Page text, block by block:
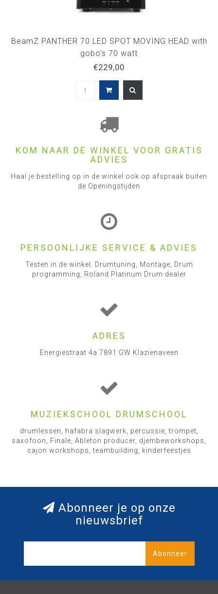
BeamZ PANTHER 70 LED SPOT MOVING HEAD with
gobo's 70 watt
€229,00
KOM NAAR DE WINKEL VOOR GRATIS
ADVIES
Haal je bestelling op in de winkel ook op afspraak buiten
de Openingstijden
PERSOONLIJKE SERVICE & ADVIES
Testen in de winkel. Drumtuning, Montage, Drum
programming, Roland Platinum Drum dealer
ADRES
Energiestraat 4a 7891 GW Klazienaveen
MUZIEKSCHOOL DRUMSCHOOL
drumlessen, hafabra slagwerk, percussie, trompet,
saxofoon, Finale, Ableton producer, djembeworkshops,
cajon workshops, teambuilding, kinderfeestjes
Abonneer je op onze
nieuwsbrief
Abonneer